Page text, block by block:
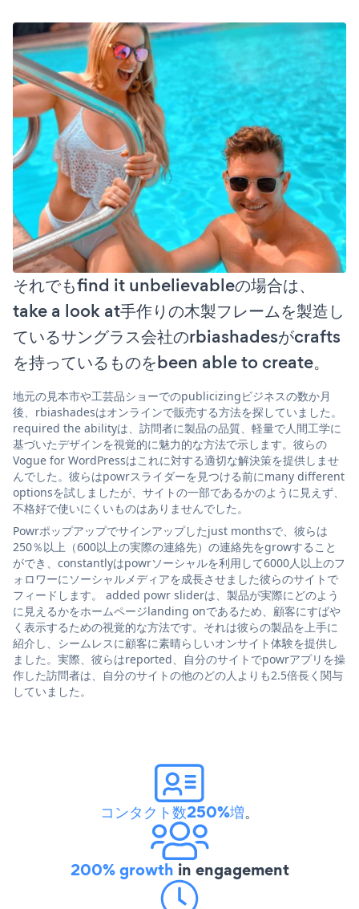
それでもfind it unbelievableの場合は、
take a look at手作りの木製フレームを製造し
ているサングラス会社のrbiashadesがcrafts
を持っているものをbeen able to create。
地元の見本市や工芸品ショーでのpublicizingビジネスの数か月
後、rbiashadesはオンラインで販売する方法を探していました。
required the abilityは、訪問者に製品の品質、軽量で人間工学に
基づいたデザインを視覚的に魅力的な方法で示します。彼らの
Vogue for WordPressはこれに対する適切な解決策を提供しませ
んでした。彼らはpowrスライダーを見つける前にmany different
optionsを試しましたが、サイトの一部であるかのように見えず、
不格好で使いにくいものはありませんでした。
Powrポップアップでサインアップしたjust monthsで、彼らは
250％以上（600以上の実際の連絡先）の連絡先をgrowすること
ができ、constantlyはpowrソーシャルを利用して6000人以上のフ
ォロワーにソーシャルメディアを成長させました彼らのサイトで
フィードします。 added powr sliderは、製品が実際にどのよう
に見えるかをホームページlanding onであるため、顧客にすばや
く表示するための視覚的な方法です。それは彼らの製品を上手に
紹介し、シームレスに顧客に素晴らしいオンサイト体験を提供し
ました。実際、彼らはreported、自分のサイトでpowrアプリを操
作した訪問者は、自分のサイトの他のどの人よりも2.5倍長く関与
していました。
コンタクト数250%増。
200% growth in engagement